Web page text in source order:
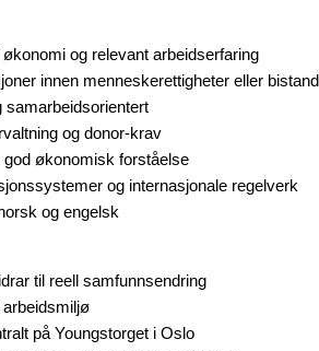
og relevant arbeidserfaring
innen menneskerettigheter eller bistand
samarbeidsorientert
og donor-krav
økonomisk forståelse
og internasjonale regelverk
og engelsk
til reell samfunnsendring
på Youngstorget i Oslo